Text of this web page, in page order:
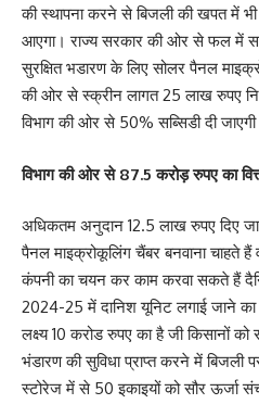
की स्थापना करने से बिजली की खपत में भी
आएगा। राज्य सरकार की ओर से फल में
सुरक्षित भडारण के लिए सोलर पैनल
की ओर से स्क्रीन लागत 25 लाख रुपए
विभाग की ओर से 50% सब्सिडी दी
विभाग की ओर से 87.5 करोड़ रुपए का
अधिकतम अनुदान 12.5 लाख रुपए दिए
पैनल माइक्रोकूलिंग चैंबर बनवाना चाहते हैं वह
कंपनी का चयन कर काम करवा सकते हैं
2024-25 में दानिश यूनिट लगाई जाने का
लक्ष्य 10 करोड रुपए का है जी किसानों
भंडारण की सुविधा प्राप्त करने में बिजली
स्टोरेज में से 50 इकाइयों को सौर ऊर्जा